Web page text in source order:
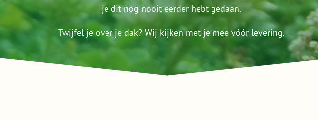
je dit nog nooit eerder hebt gedaan.
Twijfel je over je dak? Wij kijkenmet je mee vóór levering.